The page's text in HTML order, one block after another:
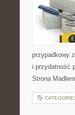
przypadkowy
i przydatność
Strona